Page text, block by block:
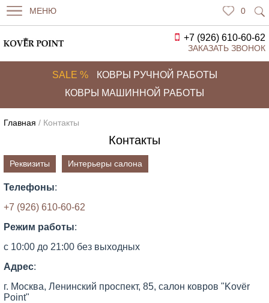
МЕНЮ 0
+7 (926) 610-60-62
ЗАКАЗАТЬ ЗВОНОК
SALE %
КОВРЫ РУЧНОЙ РАБОТЫ
КОВРЫ МАШИННОЙ РАБОТЫ
Главная / Контакты
Контакты
Реквизиты Интерьеры салона
Телефоны:
+7 (926) 610-60-62
Режим работы:
с 10:00 до 21:00 без выходных
Адрес:
г. Москва, Ленинский проспект, 85, салон ковров "Kovёr
Point"